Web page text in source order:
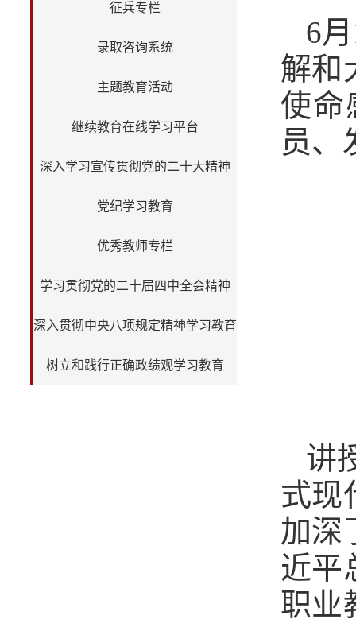
征兵专栏
录取咨询系统
主题教育活动
继续教育在线学习平台
深入学习宣传贯彻党的二十大精神
党纪学习教育
优秀教师专栏
学习贯彻党的二十届四中全会精神
深入贯彻中央八项规定精神学习教育
树立和践行正确政绩观学习教育
6
解和
使命
员、
讲
式现
加深
近平
职业